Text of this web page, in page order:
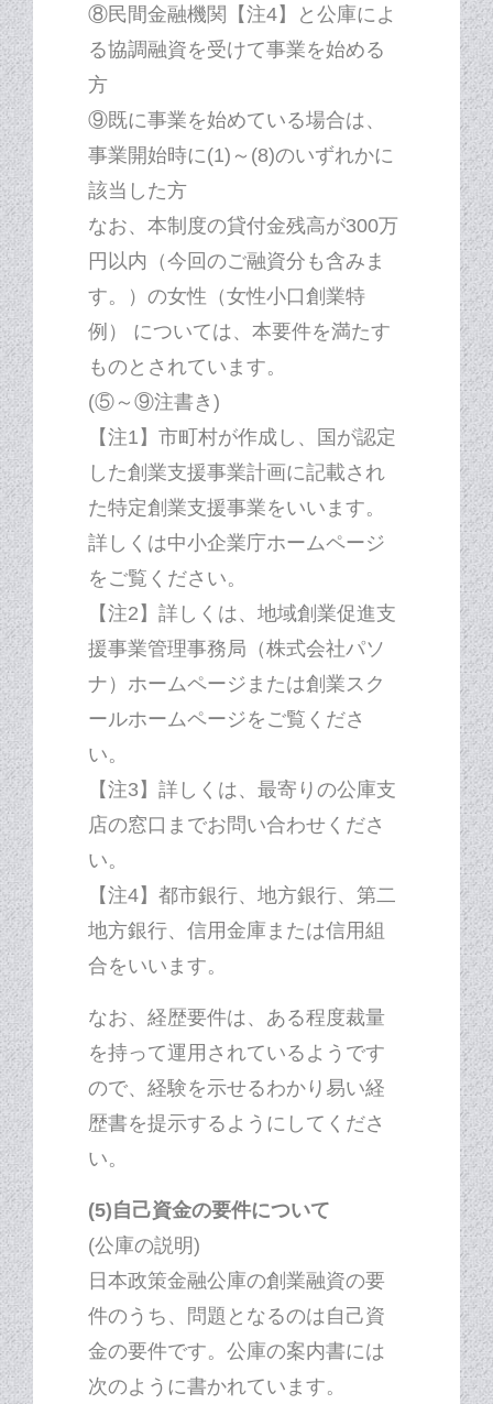
⑧民間金融機関【注4】と公庫によ
る協調融資を受けて事業を始める
方
⑨既に事業を始めている場合は、
事業開始時に(1)～(8)のいずれかに
該当した方
なお、本制度の貸付金残高が300万
円以内（今回のご融資分も含みま
す。）の女性（女性小口創業特
例） については、本要件を満たす
ものとされています。
(⑤～⑨注書き)
【注1】市町村が作成し、国が認定
した創業支援事業計画に記載され
た特定創業支援事業をいいます。
詳しくは中小企業庁ホームページ
をご覧ください。
【注2】詳しくは、地域創業促進支
援事業管理事務局（株式会社パソ
ナ）ホームページまたは創業スク
ールホームページをご覧くださ
い。
【注3】詳しくは、最寄りの公庫支
店の窓口までお問い合わせくださ
い。
【注4】都市銀行、地方銀行、第二
地方銀行、信用金庫または信用組
合をいいます。
なお、経歴要件は、ある程度裁量
を持って運用されているようです
ので、経験を示せるわかり易い経
歴書を提示するようにしてくださ
い。
(5)自己資金の要件について
(公庫の説明)
日本政策金融公庫の創業融資の要
件のうち、問題となるのは自己資
金の要件です。公庫の案内書には
次のように書かれています。